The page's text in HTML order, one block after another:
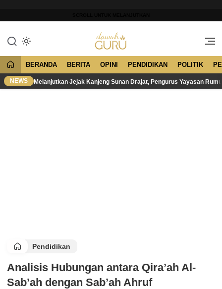
konten
Dawuh Guru
Merawat Tradisi, Membangun
BERANDA BERITA OPINI PENDIDIKAN POLITIK
NEWS Melanjutkan Jejak Kanjeng Sunan Drajat, Pengurus Yayasan
Pendidikan
Analisis Hubungan antara Qira’ah Al-
Sab’ah dengan Sab’ah Ahruf